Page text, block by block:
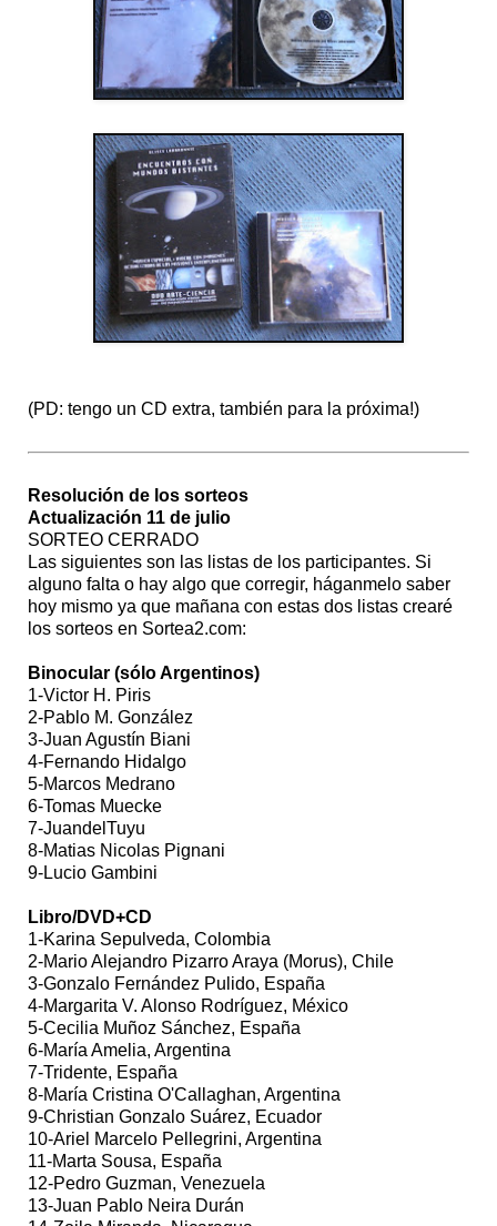
(PD: tengo un CD extra, también para la próxima!)
Resolución de los sorteos
Actualización 11 de julio
SORTEO CERRADO
Las siguientes son las listas de los participantes. Si
alguno falta o hay algo que corregir, háganmelo saber
hoy mismo ya que mañana con estas dos listas crearé
los sorteos en Sortea2.com:
Binocular (sólo Argentinos)
1-Victor H. Piris
2-Pablo M. González
3-Juan Agustín Biani
4-Fernando Hidalgo
5-Marcos Medrano
6-Tomas Muecke
7-JuandelTuyu
8-Matias Nicolas Pignani
9-Lucio Gambini
Libro/DVD+CD
1-Karina Sepulveda, Colombia
2-Mario Alejandro Pizarro Araya (Morus), Chile
3-Gonzalo Fernández Pulido, España
4-Margarita V. Alonso Rodríguez, México
5-Cecilia Muñoz Sánchez, España
6-María Amelia, Argentina
7-Tridente, España
8-María Cristina O'Callaghan, Argentina
9-Christian Gonzalo Suárez, Ecuador
10-Ariel Marcelo Pellegrini, Argentina
11-Marta Sousa, España
12-Pedro Guzman, Venezuela
13-Juan Pablo Neira Durán